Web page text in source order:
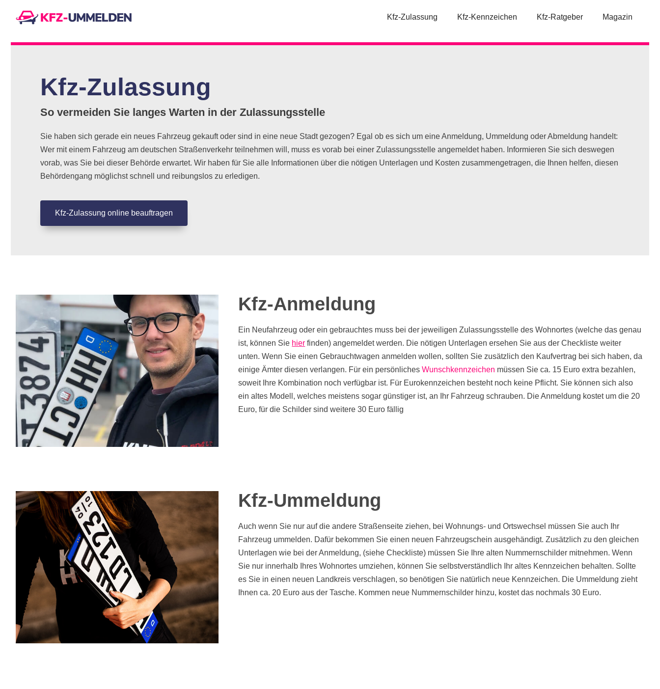
Kfz-Zulassung Kfz-Kennzeichen Kfz-Ratgeber Magazin
Kfz-Zulassung
So vermeiden Sie langes Warten in der Zulassungsstelle
Sie haben sich gerade ein neues Fahrzeug gekauft oder sind in eine neue Stadt gezogen? Egal ob es sich um eine Anmeldung, Ummeldung oder Abmeldung handelt:
Wer mit einem Fahrzeug am deutschen Straßenverkehr teilnehmen will, muss es vorab bei einer Zulassungsstelle angemeldet haben. Informieren Sie sich deswegen
vorab, was Sie bei dieser Behörde erwartet. Wir haben für Sie alle Informationen über die nötigen Unterlagen und Kosten zusammengetragen, die Ihnen helfen, diesen
Behördengang möglichst schnell und reibungslos zu erledigen.
Kfz-Zulassung online beauftragen
Kfz-Anmeldung
Ein Neufahrzeug oder ein gebrauchtes muss bei der jeweiligen Zulassungsstelle des Wohnortes (welche das genau
ist, können Sie hier finden) angemeldet werden. Die nötigen Unterlagen ersehen Sie aus der Checkliste weiter
unten. Wenn Sie einen Gebrauchtwagen anmelden wollen, sollten Sie zusätzlich den Kaufvertrag bei sich haben, da
einige Ämter diesen verlangen. Für ein persönlichesWunschkennzeichen müssen Sie ca. 15 Euro extra bezahlen,
soweit Ihre Kombination noch verfügbar ist. Für Eurokennzeichen besteht noch keine Pflicht. Sie können sich also
ein altes Modell, welches meistens sogar günstiger ist, an Ihr Fahrzeug schrauben. Die Anmeldung kostet um die 20
Euro, für die Schilder sind weitere 30 Euro fällig
Kfz-Ummeldung
Auch wenn Sie nur auf die andere Straßenseite ziehen, bei Wohnungs- und Ortswechsel müssen Sie auch Ihr
Fahrzeug ummelden. Dafür bekommen Sie einen neuen Fahrzeugschein ausgehändigt. Zusätzlich zu den gleichen
Unterlagen wie bei der Anmeldung, (siehe Checkliste) müssen Sie Ihre alten Nummernschilder mitnehmen. Wenn
Sie nur innerhalb Ihres Wohnortes umziehen, können Sie selbstverständlich Ihr altes Kennzeichen behalten. Sollte
es Sie in einen neuen Landkreis verschlagen, so benötigen Sie natürlich neue Kennzeichen. Die Ummeldung zieht
Ihnen ca. 20 Euro aus der Tasche. Kommen neue Nummernschilder hinzu, kostet das nochmals 30 Euro.